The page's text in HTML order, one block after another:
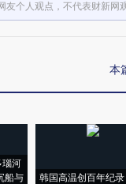
友个人观点，不代表财新网
本
瑙河
船与
韩国高温创百年纪录